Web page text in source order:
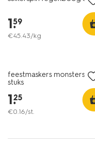
1.
59
€45.43/kg
feestmaskers monsters -
stuks
1.
25
€0.16/st.